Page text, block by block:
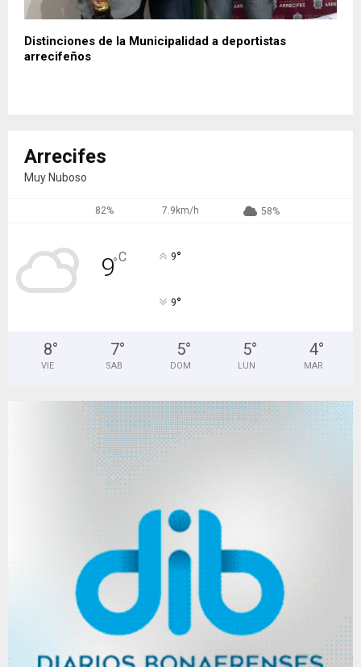
Distinciones de la Municipalidad a deportistas
arrecifeños
Arrecifes
Muy Nuboso
82% 7.9km/h 58%
9°C 9°
9°
8°
VIE
7°
SAB
5°
DOM
5°
LUN
4°
MAR